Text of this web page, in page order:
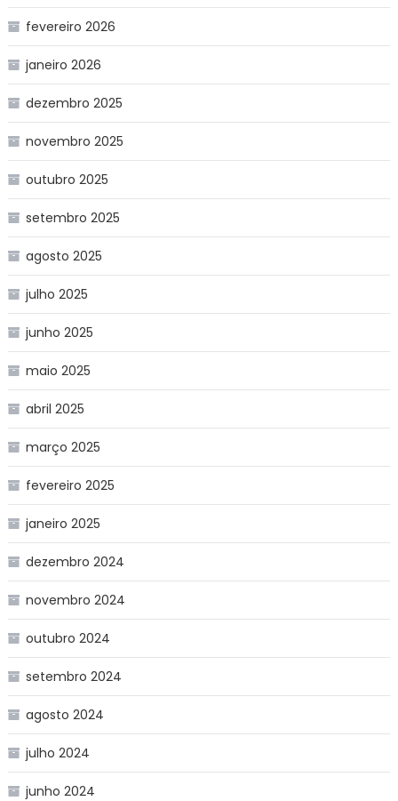
fevereiro 2026
janeiro 2026
dezembro 2025
novembro 2025
outubro 2025
setembro 2025
agosto 2025
julho 2025
junho 2025
maio 2025
abril 2025
março 2025
fevereiro 2025
janeiro 2025
dezembro 2024
novembro 2024
outubro 2024
setembro 2024
agosto 2024
julho 2024
junho 2024